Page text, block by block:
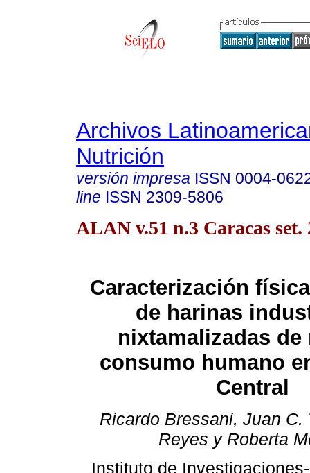
Archivos
Nutrición
versión impresa ISSN 0004-
line ISSN 2309-5806
ALAN v.51 n.3 Caracas set.
Caracterización
de harinas
nixtamalizadas de
consumo humano
Central
Ricardo Bressani, Juan C.
Reyes y Roberta
Instituto de